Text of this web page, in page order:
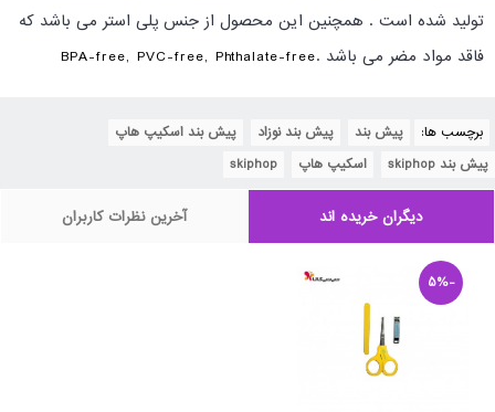
تولید شده است . همچنین این محصول از جنس پلی استر می باشد که
فاقد مواد مضر می باشد .BPA-free, PVC-free, Phthalate-free
برچسب ها: پیش بند پیش بند نوزاد پیش بند اسکیپ هاپ
پیش بند skiphop
اسکیپ هاپ skiphop
دیگران خریده اند آخرین نظرات کاربران
-5%